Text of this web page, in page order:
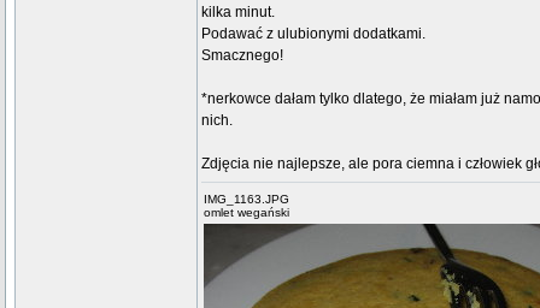
kilka minut.
Podawać z ulubionymi dodatkami.
Smacznego!
*nerkowce dałam tylko dlatego, że miałam już
nich.
Zdjęcia nie najlepsze, ale pora ciemna i człowiek
IMG_1163.JPG
omlet wegański